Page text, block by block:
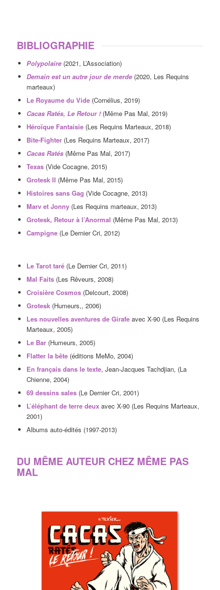
BIBLIOGRAPHIE
Polypolaire (2021, L’Association)
Demain est un autre jour de merde (2020, Les Requins
marteaux)
Le Royaume du Vide(Cornélius, 2019)
Cacas Ratés, Le Retour !(Même Pas Mal, 2019)
Héroïque Fantaisie(Les Requins Marteaux, 2018)
Bite-Fighter(Les Requins Marteaux, 2017)
Cacas Ratés(Même Pas Mal, 2017)
Texas(Vide Cocagne, 2015)
Grotesk II (Même Pas Mal, 2015)
Histoires sans Gag (Vide Cocagne, 2013)
Marv et Jonny(Les Requins marteaux, 2013)
Grotesk, Retour à l’Anormal (Même Pas Mal, 2013)
Campigne(Le Dernier Cri, 2012)
Le Tarot taré(Le Dernier Cri, 2011)
Mal Faits(Les Rêveurs, 2008)
Croisière Cosmos(Delcourt, 2008)
Grotesk (Humeurs,, 2006)
Les nouvelles aventures de Girafeavec X-90 (Les Requins
Marteaux, 2005)
Le Bar(Humeurs, 2005)
Flatter la bête(éditions MeMo, 2004)
En français dans le texte, Jean-Jacques Tachdjian, (La
Chienne, 2004)
69 dessins sales (Le Dernier Cri, 2001)
L’éléphant de terre deuxavec X-90 (Les Requins Marteaux,
2001)
Albums auto-édités (1997-2013)
DU MÊME AUTEUR CHEZ MÊME PAS
MAL